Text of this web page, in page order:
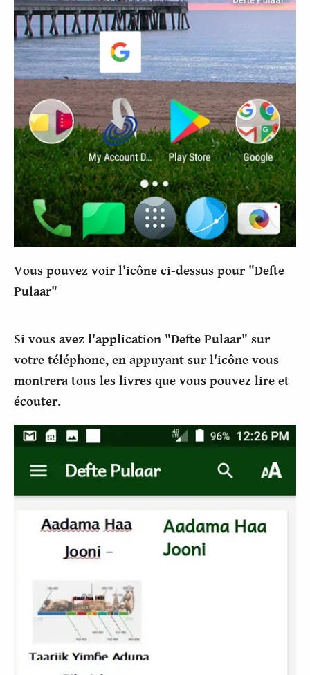
Vous pouvez voir l'icône ci-dessus pour "Defte
Pulaar"
Si vous avez l'application "Defte Pulaar" sur
votre téléphone, en appuyant sur l'icône vous
montrera tous les livres que vous pouvez lire et
écouter.